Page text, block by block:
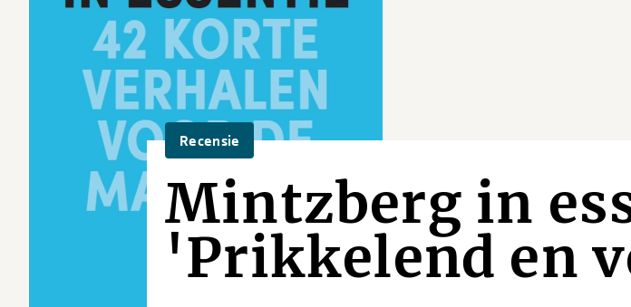
Recensie
Mintzberg in
'Prikkelend en